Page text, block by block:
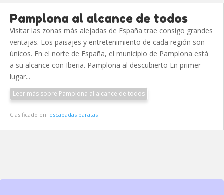
Pamplona al alcance de todos
Visitar las zonas más alejadas de España trae consigo grandes
ventajas. Los paisajes y entretenimiento de cada región son
únicos. En el norte de España, el municipio de Pamplona está
a su alcance con Iberia. Pamplona al descubierto En primer
lugar...
Leer más sobre Pamplona al alcance de todos
Clasificado en: escapadas baratas